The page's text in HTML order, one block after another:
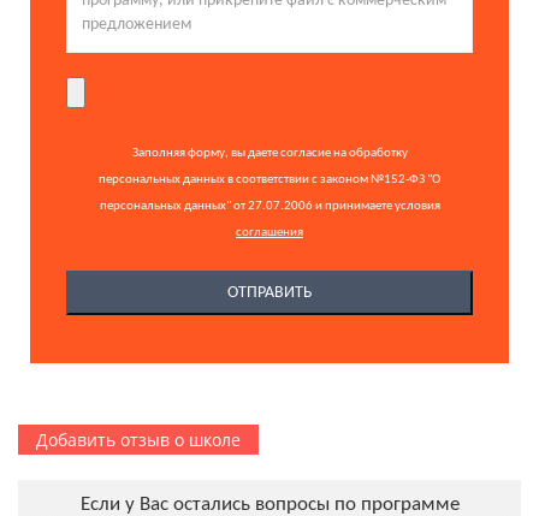
Заполняя форму, вы даете согласие на обработку
персональных данных в соответствии с законом №152-ФЗ "О
персональных данных" от 27.07.2006 и принимаете условия
соглашения
Добавить отзыв о школе
Если у Вас остались вопросы по программе